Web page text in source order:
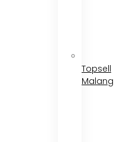
Topsell
Malang